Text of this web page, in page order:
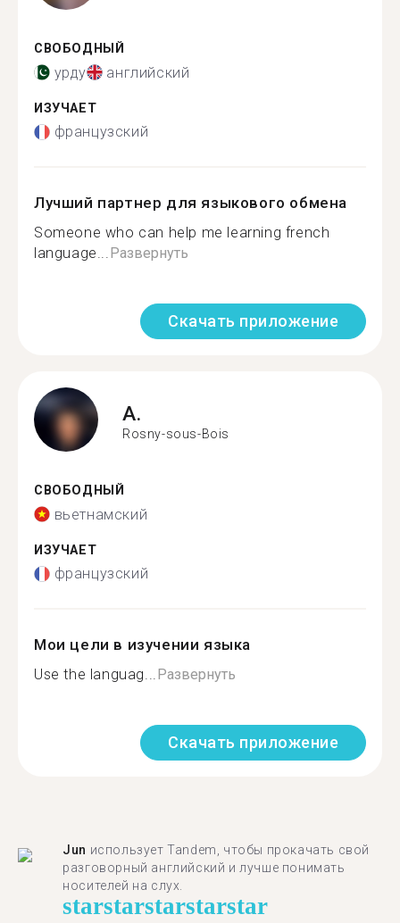
СВОБОДНЫЙ
урду английский
ИЗУЧАЕТ
французский
Лучший партнер для языкового обмена
Someone who can help me learning french
language...Развернуть
Скачать приложение
A.
Rosny-sous-Bois
СВОБОДНЫЙ
вьетнамский
ИЗУЧАЕТ
французский
Мои цели в изучении языка
Use the languag...Развернуть
Скачать приложение
Jun использует Tandem, чтобы прокачать свой
разговорный английский и лучше понимать
носителей на слух.
starstarstarstarstar